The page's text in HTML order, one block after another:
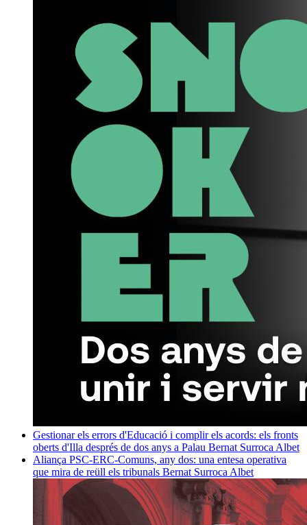
Gestionar els errors d'Educació i complir els acords: els fronts
oberts d'Illa després de dos anys a Palau Bernat Surroca Albet
Aliança PSC-ERC-Comuns, any dos: una entesa operativa
que mira de reüll els tribunals Bernat Surroca Albet